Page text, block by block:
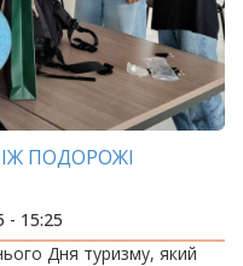
ПОДОРОЖІ
- 15:25
Дня туризму, який